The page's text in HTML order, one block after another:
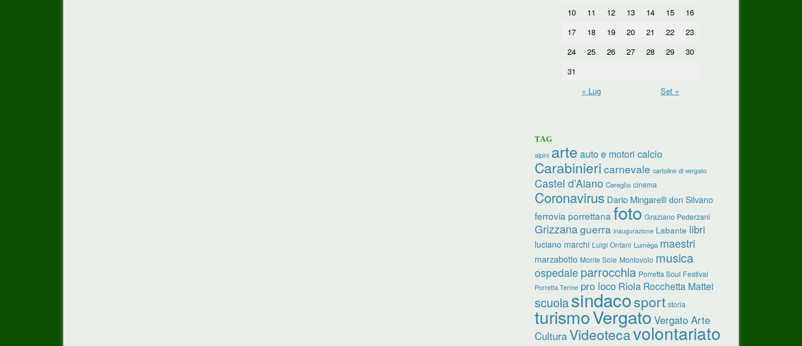
10
11 12 13 14 15
16
17
18 19 20 21 22
23
24
25 26 27 28 29
30
31
« Lug
Set »
TAG
alpini arte auto e motori calcio
Carabinieri carnevale cartoline di vergato
Castel d’Aiano Cereglio cinema
Coronavirus Dario Mingarelli don Silvano
ferrovia porrettana foto Graziano Pederzani
Grizzanaguerra inaugurazione Labante libri
luciano marchi Luigi Ontani Lumèga maestri
marzabotto Monte Sole Montovolo musica
ospedale parrocchia Porretta Soul Festival
Porretta Terme pro loco Riola Rocchetta Mattei
scuolasindacosport storia
turismoVergato Vergato Arte
CulturaVideotecavolontariato